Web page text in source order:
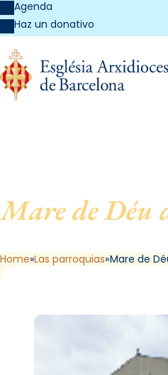
Agenda
Haz un donativo
Mare de Déu
Home Las parroquias Mare de